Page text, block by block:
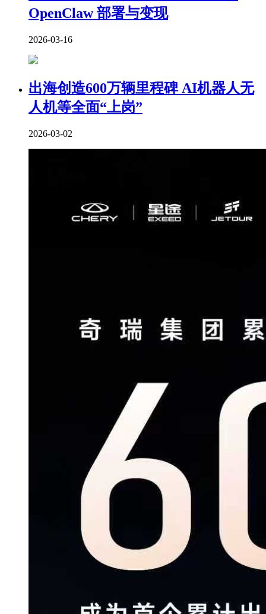
OpenClaw 部署与变现
2026-03-16
出海创造600万辆里程碑 AI机器人无
人机等全面“上岗”
2026-03-02